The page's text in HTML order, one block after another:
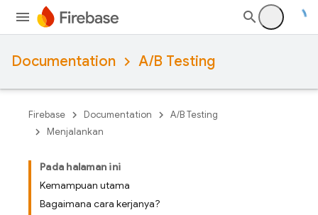
Documentation A/B Testing
Firebase Documentation
A/B Testing
Menjalankan
Pada halaman ini
Kemampuan utama
Bagaimana cara kerjanya?